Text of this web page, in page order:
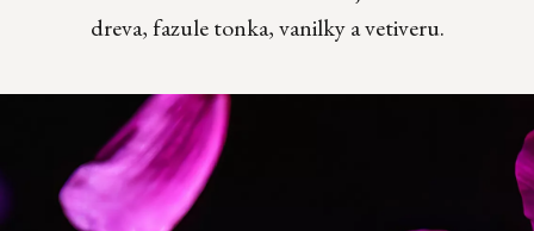
dreva, fazule tonka, vanilky a vetiveru.